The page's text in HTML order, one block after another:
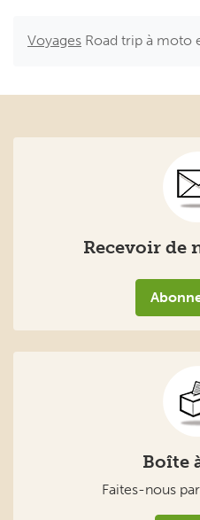
Recevoir de
Boîte
Faites-nous
Lire